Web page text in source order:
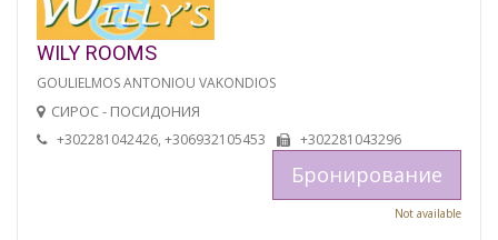
WILY ROOMS
GOULIELMOS ANTONIOU VAKONDIOS
СИРОС - ПОСИДОНИЯ
+302281042426, +306932105453 +302281043296
Бронирование
Not available